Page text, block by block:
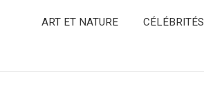
ART ET NATURE CÉLÉBRITÉS